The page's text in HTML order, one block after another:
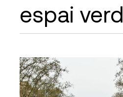
espai verd